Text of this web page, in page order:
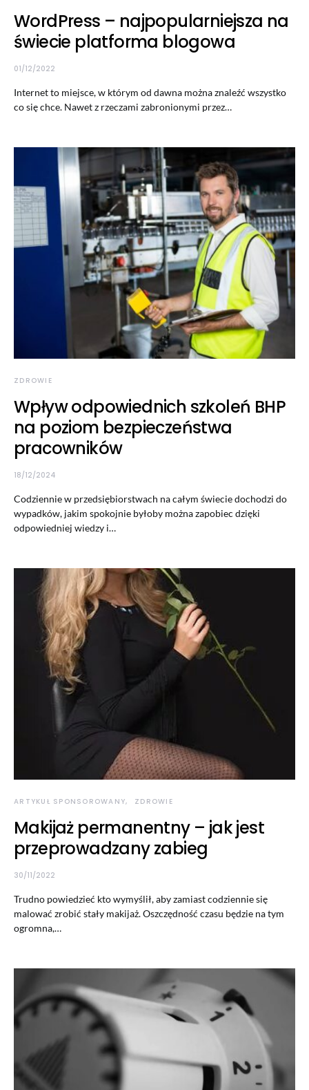
WordPress – najpopularniejsza na
świecie platforma blogowa
01/12/2022
Internet to miejsce, w którym od dawna można znaleźć wszystko
co się chce. Nawet z rzeczami zabronionymi przez…
ZDROWIE
Wpływ odpowiednich szkoleń BHP
na poziom bezpieczeństwa
pracowników
18/12/2024
Codziennie w przedsiębiorstwach na całym świecie dochodzi do
wypadków, jakim spokojnie byłoby można zapobiec dzięki
odpowiedniej wiedzy i…
ARTYKUŁ SPONSOROWANY ZDROWIE
Makijaż permanentny – jak jest
przeprowadzany zabieg
30/11/2022
Trudno powiedzieć kto wymyślił, aby zamiast codziennie się
malować zrobić stały makijaż. Oszczędność czasu będzie na tym
ogromna,…